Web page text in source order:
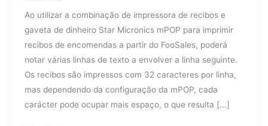
Ao utilizar a combinação de impressora de recibos e
gaveta de dinheiro Star Micronics mPOP para imprimir
recibos de encomendas a partir do FooSales, poderá
notar várias linhas de texto a envolver a linha seguinte.
Os recibos são impressos com 32 caracteres por linha,
mas dependendo da configuração da mPOP, cada
carácter pode ocupar mais espaço, o que resulta [...]
texto
passa
para
a
linha
seguinte
nos